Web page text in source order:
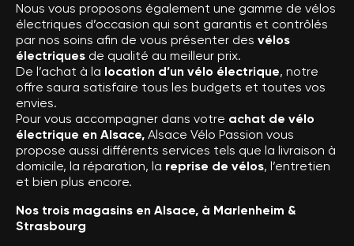
Nous vous proposons également une gamme de vélos
électriques d’occasion qui sont garantis et contrôlés
par nos soins afin de vous présenter des vélos
électriques de qualité au meilleur prix.
De l’achat à la location d’un vélo électrique, notre
offre saura satisfaire tous les budgets et toutes vos
envies.
Pour vous accompagner dans votre achat de vélo
électrique en Alsace, Alsace Vélo Passion vous
propose aussi différents services tels que la livraison à
domicile, la réparation, la reprise de vélos, l’entretien
et bien plus encore.
Nos trois magasins en Alsace, à Marlenheim &
Strasbourg